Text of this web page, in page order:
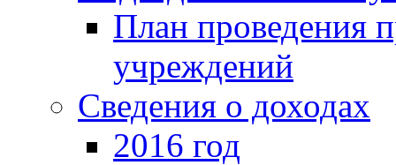
План проведения
учреждений
Сведения о доходах
2016 год